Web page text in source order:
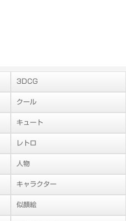
3DCG
クール
キュート
レトロ
人物
キャラクター
似顔絵